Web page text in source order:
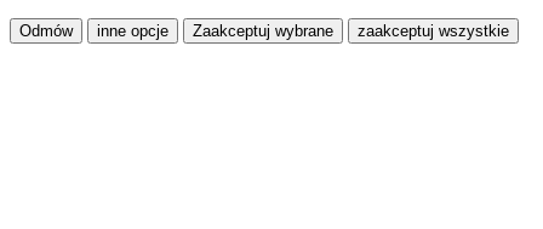
Odmów inne opcje Zaakceptuj wybrane zaakceptuj wszystkie